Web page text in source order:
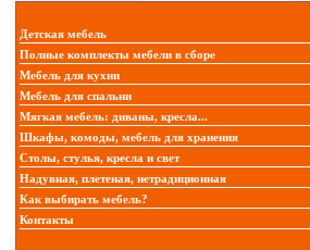
Детская мебель
Полные комплекты мебели в сборе
Мебель для кухни
Мебель для спальни
Мягкая мебель: диваны, кресла...
Шкафы, комоды, мебель для хранения
Столы, стулья, кресла и свет
Надувная, плетеная, нетрадиционная
Как выбирать мебель?
Контакты